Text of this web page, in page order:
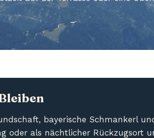
bayerische Schmankerl
oder als nächtlicher Rückzugsort